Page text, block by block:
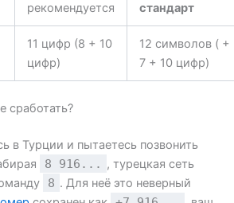
рекомендуется
стандарт
11 цифр (8 + 10
цифр)
12 символов ( +
7 + 10 цифр)
сработать?
в Турции и пытаетесь позвонить
8 916... , турецкая сеть
8 . Для неё это неверный